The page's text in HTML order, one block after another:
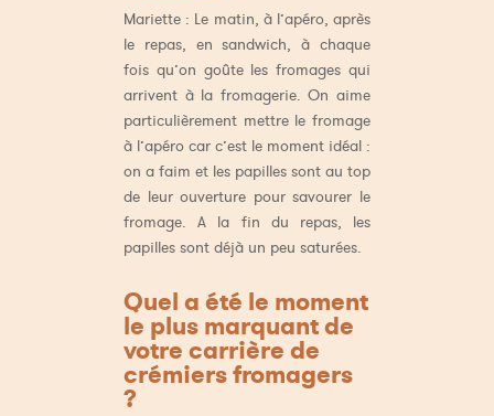
Mariette : Le matin, à l’apéro, après
le repas, en sandwich, à chaque
fois qu’on goûte les fromages qui
arrivent à la fromagerie. On aime
particulièrement mettre le fromage
à l’apéro car c’est le moment idéal :
on a faim et les papilles sont au top
de leur ouverture pour savourer le
fromage. A la fin du repas, les
papilles sont déjà un peu saturées.
Quel a été le moment
le plus marquant de
votre carrière de
crémiers fromagers
?